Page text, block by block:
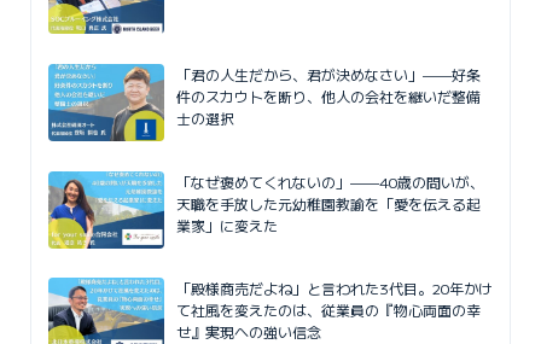
「君の人生だから、君が決めなさい」——好条
件のスカウトを断り、他人の会社を継いだ整備
士の選択
「なぜ褒めてくれないの」——40歳の問いが、
天職を手放した元幼稚園教諭を「愛を伝える起
業家」に変えた
「殿様商売だよね」と言われた3代目。20年かけ
て社風を変えたのは、従業員の『物心両面の幸
せ』実現への強い信念